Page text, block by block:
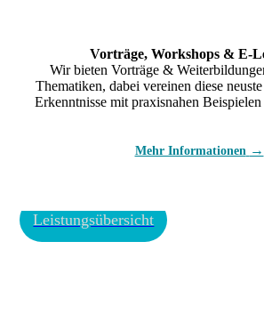
Vorträge, Workshops & E-
Wir bieten Vorträge &
Thematiken, dabei vereinen diese
Erkenntnisse mit praxisnahen
Mehr Informationen →
Leistungsübersicht